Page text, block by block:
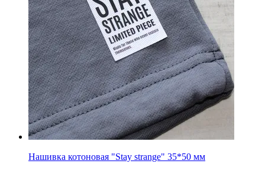
Нашивка котоновая "Stay strange" 35*50 мм